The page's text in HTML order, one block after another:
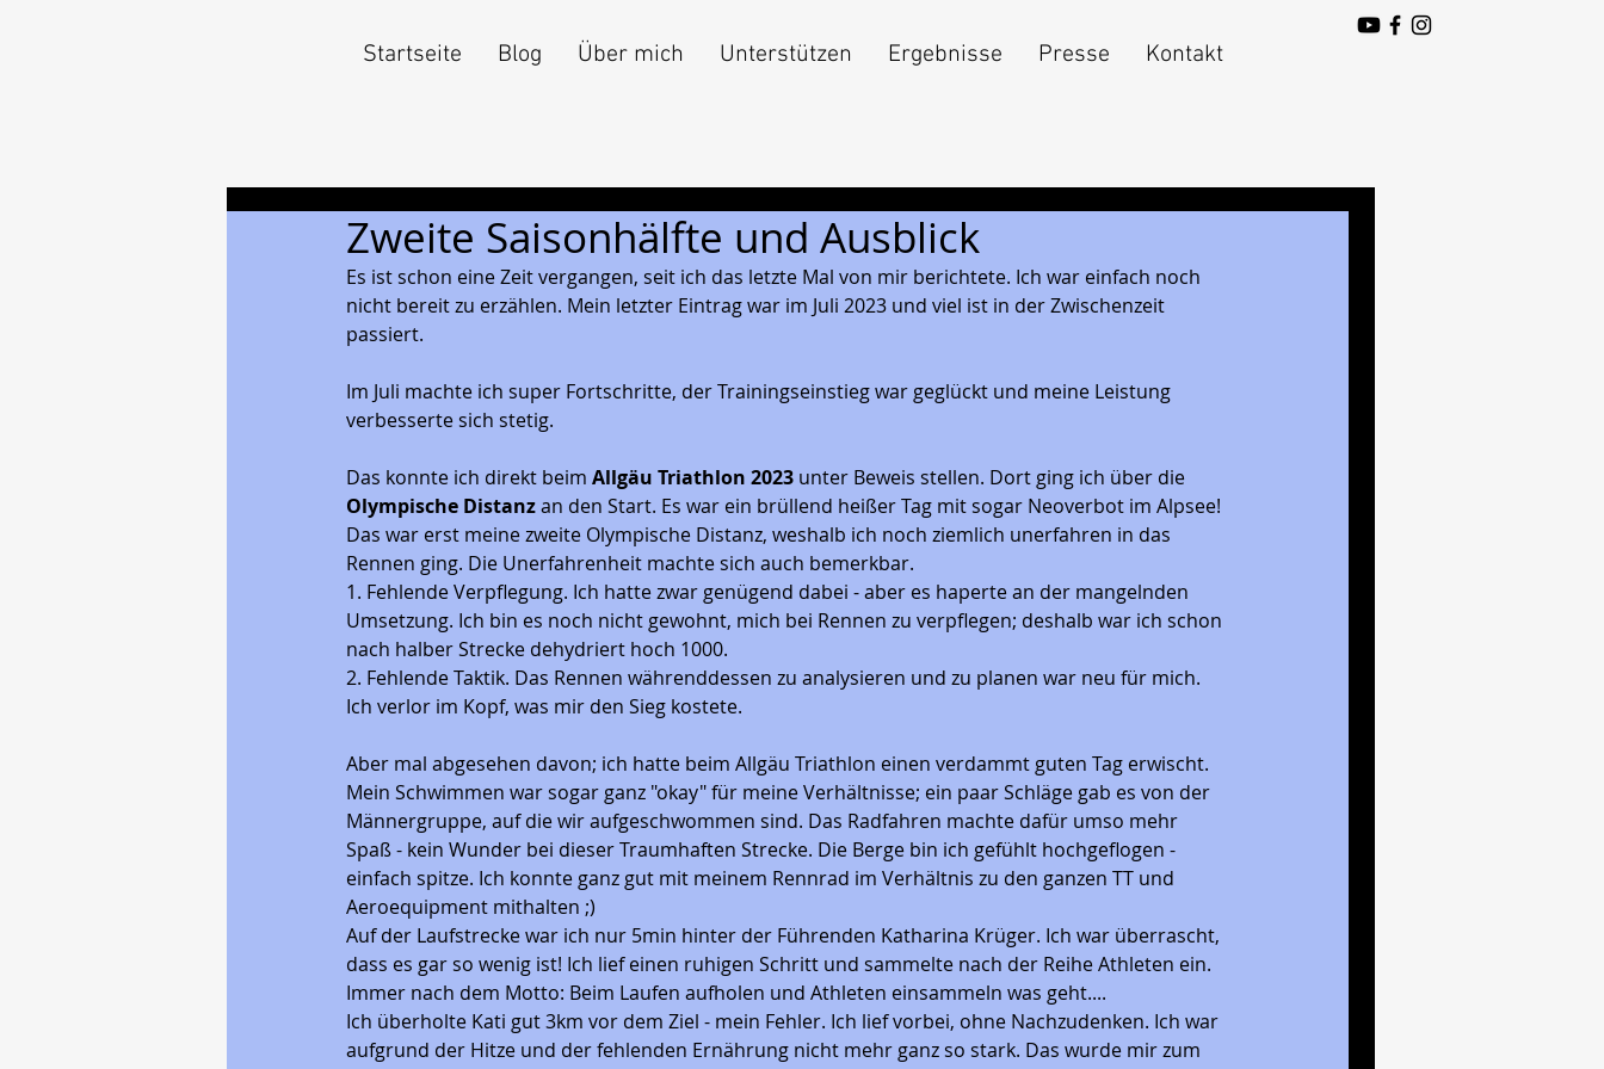
Startseite Blog Über mich Unterstützen Ergebnisse Presse Kontakt
Zweite Saisonhälfte und Ausblick
Es ist schon eine Zeit vergangen, seit ich das letzte Mal von mir berichtete. Ich war einfach noch
nicht bereit zu erzählen. Mein letzter Eintrag war im Juli 2023 und viel ist in der Zwischenzeit
passiert.
Im Juli machte ich super Fortschritte, der Trainingseinstieg war geglückt und meine Leistung
verbesserte sich stetig.
Das konnte ich direkt beim Allgäu Triathlon 2023 unter Beweis stellen. Dort ging ich über die
Olympische Distanz an den Start. Es war ein brüllend heißer Tag mit sogar Neoverbot im Alpsee!
Das war erst meine zweite Olympische Distanz, weshalb ich noch ziemlich unerfahren in das
Rennen ging. Die Unerfahrenheit machte sich auch bemerkbar.
1. Fehlende Verpflegung. Ich hatte zwar genügend dabei - aber es haperte an der mangelnden
Umsetzung. Ich bin es noch nicht gewohnt, mich bei Rennen zu verpflegen; deshalb war ich schon
nach halber Strecke dehydriert hoch 1000.
2. Fehlende Taktik. Das Rennen währenddessen zu analysieren und zu planen war neu für mich.
Ich verlor im Kopf, was mir den Sieg kostete.
Aber mal abgesehen davon; ich hatte beim Allgäu Triathlon einen verdammt guten Tag erwischt.
Mein Schwimmen war sogar ganz "okay" für meine Verhältnisse; ein paar Schläge gab es von der
Männergruppe, auf die wir aufgeschwommen sind. Das Radfahren machte dafür umso mehr
Spaß - kein Wunder bei dieser Traumhaften Strecke. Die Berge bin ich gefühlt hochgeflogen -
einfach spitze. Ich konnte ganz gut mit meinem Rennrad im Verhältnis zu den ganzen TT und
Aeroequipment mithalten ;)
Auf der Laufstrecke war ich nur 5min hinter der Führenden Katharina Krüger. Ich war überrascht,
dass es gar so wenig ist! Ich lief einen ruhigen Schritt und sammelte nach der Reihe Athleten ein.
Immer nach dem Motto: Beim Laufen aufholen und Athleten einsammeln was geht....
Ich überholte Kati gut 3km vor dem Ziel - mein Fehler. Ich lief vorbei, ohne Nachzudenken. Ich war
aufgrund der Hitze und der fehlenden Ernährung nicht mehr ganz so stark. Das wurde mir zum